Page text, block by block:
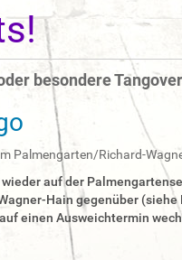
besondere
Palmengarten/Richard-
auf der
Hain gegenüber
einen Ausweichtermin